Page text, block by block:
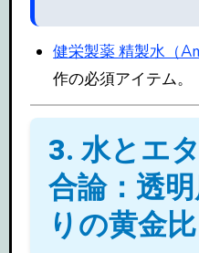
健栄製薬 精製水（
作の必須アイテム。
3. 水とエ
合論：透
りの黄金比